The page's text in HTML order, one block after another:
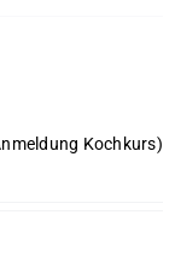
Kochkurs)